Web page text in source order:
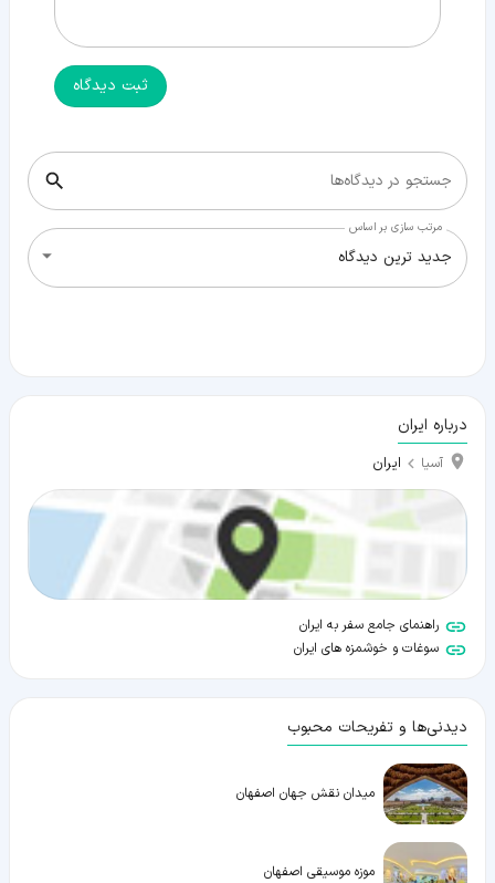
ثبت دیدگاه
جستجو در دیدگاه‌ها
مرتب سازی بر اساس
جدید ترین دیدگاه
درباره ایران
آسیا ایران
راهنمای جامع سفر به ایران
سوغات و خوشمزه های ایران
دیدنی‌ها و تفریحات محبوب
میدان نقش جهان اصفهان
موزه موسیقی اصفهان